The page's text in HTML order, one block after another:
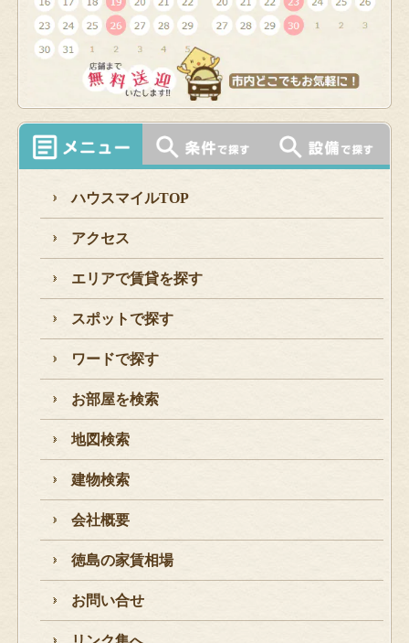
ハウスマイルTOP
アクセス
エリアで賃貸を探す
スポットで探す
ワードで探す
お部屋を検索
地図検索
建物検索
会社概要
徳島の家賃相場
お問い合せ